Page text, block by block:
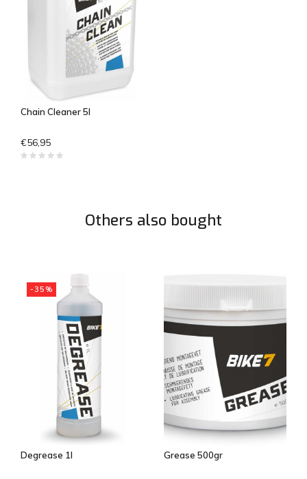
Chain Cleaner 5l
€56,95
Others also bought
-35%
Degrease 1l Grease 500gr